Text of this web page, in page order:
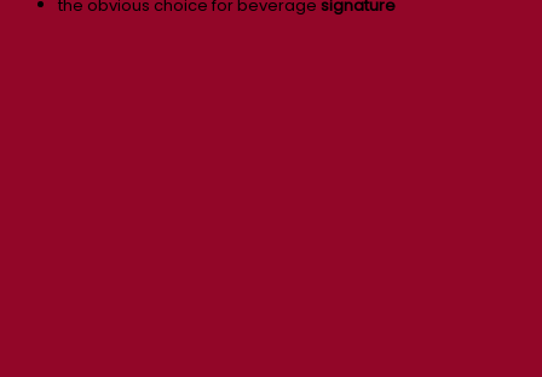
the obvious choice for beverage signature